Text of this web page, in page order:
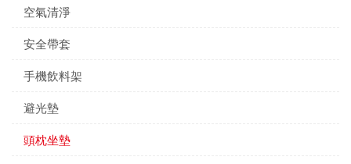
空氣清淨
安全帶套
手機飲料架
避光墊
頭枕坐墊